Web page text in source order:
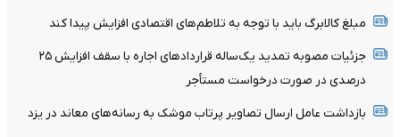
مبلغ کالابرگ باید با توجه به تلاطم‌های اقتصادی افزایش پیدا کند
جزئیات مصوبه تمدید یک‌ساله قرارداد‌های اجاره با سقف افزایش ۲۵
درصدی در صورت درخواست مستأجر
بازداشت عامل ارسال تصاویر پرتاب موشک به رسانه‌های معاند در یزد